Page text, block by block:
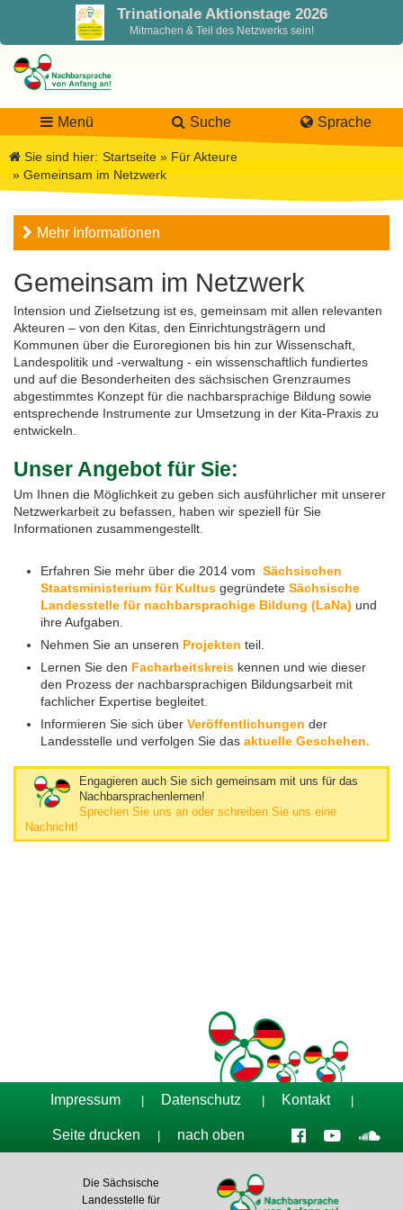
Trinationale Aktionstage 2026
Mitmachen & Teil des Netzwerks sein!
Menü Suche Sprache
Über LaNa
DPJW Zentralstelle
Team
Aktuelles
Newsletter
Termine, Veranstaltungen
Ausschreibungen
Materialien
Materialbibliothek
Elternratgeber
Serie Biedronka, Maus & Žába
Nachbarsprachkoffer
Wanderausstellung
Projekte
Interreg BB-PL 2021-2027
Interreg PLSN 2014-2020
Modellprojekte 2019/2020
Aktionslandkarte
Mitwirkung anmelden
Informationen für Mitwirkende
Übersicht Mitwirkende
Öffentlichkeitsarbeit
Archiv
Aktionstage 2025
Aktionstage 2024
Tag der Nachbarsprachen 2023
Sie sind hier: Startseite » Für Akteure
» Gemeinsam im Netzwerk
Mehr Informationen
Gemeinsam im Netzwerk
Intension und Zielsetzung ist es, gemeinsam mit allen relevanten
Akteuren – von den Kitas, den Einrichtungsträgern und
Kommunen über die Euroregionen bis hin zur Wissenschaft,
Landespolitik und -verwaltung - ein wissenschaftlich fundiertes
und auf die Besonderheiten des sächsischen Grenzraumes
abgestimmtes Konzept für die nachbarsprachige Bildung sowie
entsprechende Instrumente zur Umsetzung in der Kita-Praxis zu
entwickeln.
Unser Angebot für Sie:
Um Ihnen die Möglichkeit zu geben sich ausführlicher mit unserer
Netzwerkarbeit zu befassen, haben wir speziell für Sie
Informationen zusammengestellt.
Erfahren Sie mehr über die 2014 vom Sächsischen
Staatsministerium für Kultus gegründete Sächsische
Landesstelle für nachbarsprachige Bildung (LaNa) und
ihre Aufgaben.
Nehmen Sie an unseren Projekten teil.
Lernen Sie den Facharbeitskreis kennen und wie dieser
den Prozess der nachbarsprachigen Bildungsarbeit mit
fachlicher Expertise begleitet.
Informieren Sie sich über Veröffentlichungen der
Landesstelle und verfolgen Sie das aktuelle Geschehen.
Engagieren auch Sie sich gemeinsam mit uns für das
Nachbarsprachenlernen!
Sprechen Sie uns an oder schreiben Sie uns eine
Nachricht!
Impressum Datenschutz Kontakt
Seite drucken nach oben
Die Sächsische
Landesstelle für